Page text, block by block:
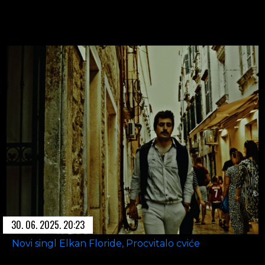
30. 06. 2025. 20:23
Novi singl Elkan Floride, Procvitalo cviće